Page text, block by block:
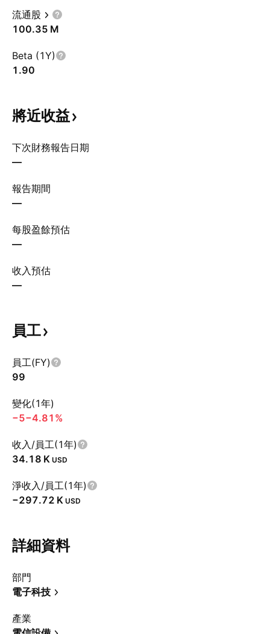
流通股
‪100.35 M‬
Beta (1Y)
1.90
將近收益
下次財務報告日期
—
報告期間
—
每股盈餘預估
—
收入預估
—
員工
員工(FY)
99
變化(1年)
−5−4.81%
收入/員工(1年)
‪34.18 K‬ USD
淨收入/員工(1年)
‪−297.72 K‬ USD
詳細資料
部門
電子科技
產業